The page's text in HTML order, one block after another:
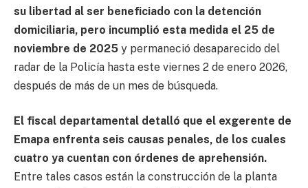
su libertad al ser beneficiado con la detención
domiciliaria, pero incumplió esta medida el 25 de
noviembre de 2025 y permaneció desaparecido del
radar de la Policía hasta este viernes 2 de enero 2026,
después de más de un mes de búsqueda.
El fiscal departamental detalló que el exgerente de
Emapa enfrenta seis causas penales, de los cuales
cuatro ya cuentan con órdenes de aprehensión.
Entre tales casos están la construcción de la planta